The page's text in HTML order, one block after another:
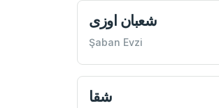
شعبان اوزی
Şaban Evzi
شقا